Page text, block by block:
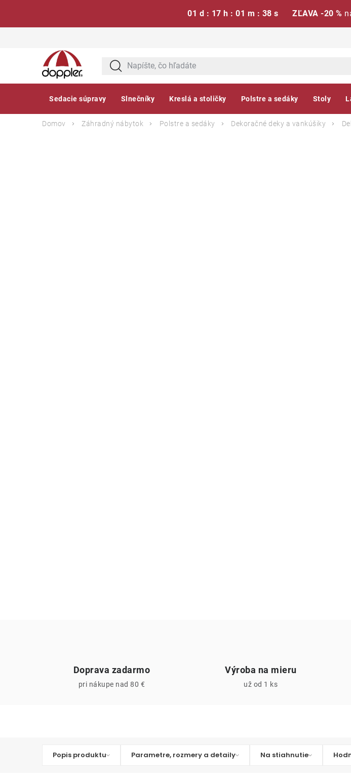
01 d : 17 h : 01 m : 37 s ZĽAVA -20 %
Sedacie súpravy Slnečníky Kreslá a stoličky Polstre a sedáky Stoly
Domov Záhradný nábytok Polstre a sedáky Dekoračné deky a vankúšiky
Doprava zadarmo
pri nákupe nad 80 €
Výroba na mieru
už od 1 ks
Popis produktu Parametre, rozmery a detaily Na stiahnutie